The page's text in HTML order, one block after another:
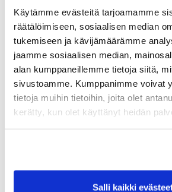
Käytämme evästeitä tarjoamamme
räätälöimiseen, sosiaalisen median
tukemiseen ja kävijämäärämme
jaamme sosiaalisen median,
alan kumppaneillemme tietoja siitä,
sivustoamme. Kumppanimme voivat
tietoja muihin tietoihin, joita olet
kerätty, kun olet käyttänyt heidän
Salli kaikki